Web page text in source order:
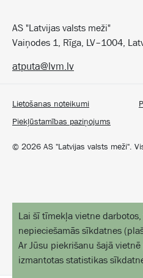
AS "Latvijas valsts meži"
Vaiņodes 1, Rīga, LV–1004,
© 2026 AS "Latvijas valsts meži".
Lietošanas noteikumi
Piekļūstamības paziņojums
atputa@lvm.lv
Lai šī tīmekļa vietne
nepieciešamās sīkdatnes (
Ar Jūsu piekrišanu šajā
izmantotas statistikas